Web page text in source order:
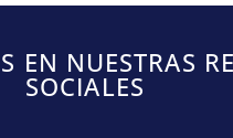
EN NUESTRAS
SOCIALES